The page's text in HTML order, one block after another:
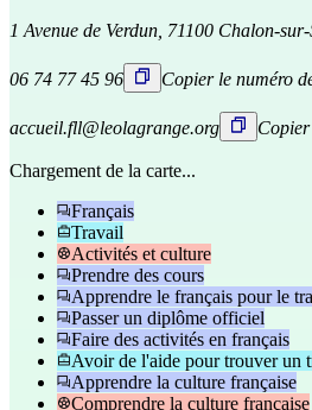
1 Avenue de Verdun, 71100 Chalon-
06 74 77 45 96 Copier le numéro
accueil.fll@leolagrange.org
Chargement de la carte...
Français
Travail
Activités et culture
Prendre des cours
Apprendre le français pour le
Passer un diplôme officiel
Faire des activités en français
Avoir de l'aide pour trouver un
Apprendre la culture française
Comprendre la culture française